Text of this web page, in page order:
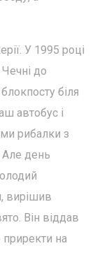
У 1995 році
до
біля
автобус і
рибалки з
Але день
вирішив
Він віддав
приректи на